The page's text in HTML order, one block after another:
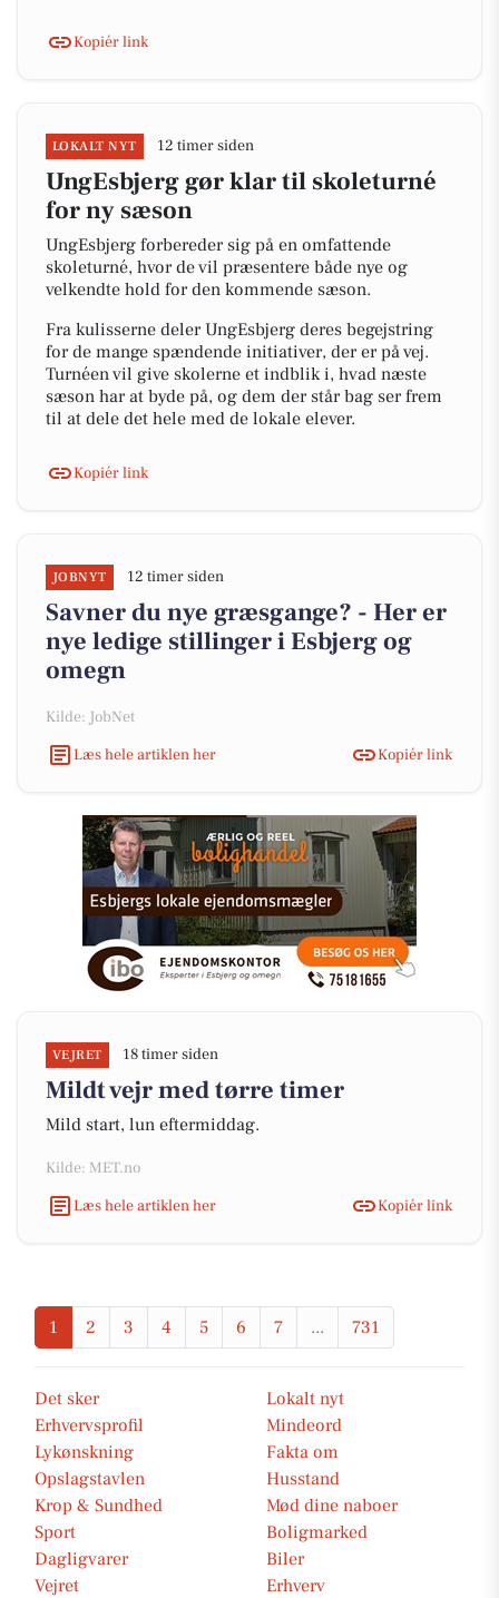
Kopiér link
LOKALT NYT 12 timer siden
UngEsbjerg gør klar til skoleturné
for ny sæson
UngEsbjerg forbereder sig på en omfattende
skoleturné, hvor de vil præsentere både nye og
velkendte hold for den kommende sæson.
Fra kulisserne deler UngEsbjerg deres begejstring
for de mange spændende initiativer, der er på vej.
Turnéen vil give skolerne et indblik i, hvad næste
sæson har at byde på, og dem der står bag ser frem
til at dele det hele med de lokale elever.
Kopiér link
JOBNYT 12 timer siden
Savner du nye græsgange? - Her er
nye ledige stillinger i Esbjerg og
omegn
Kilde: JobNet
Læs hele artiklen her
Kopiér link
VEJRET 18 timer siden
Mildt vejr med tørre timer
Mild start, lun eftermiddag.
Kilde: MET.no
Læs hele artiklen her
Kopiér link
1 2 3 4 5 6 7 ... 731
Det sker
Lokalt nyt
Erhvervsprofil
Mindeord
Lykønskning
Fakta om
Opslagstavlen
Husstand
Krop & Sundhed
Mød dine naboer
Sport
Boligmarked
Dagligvarer
Biler
Vejret
Erhverv